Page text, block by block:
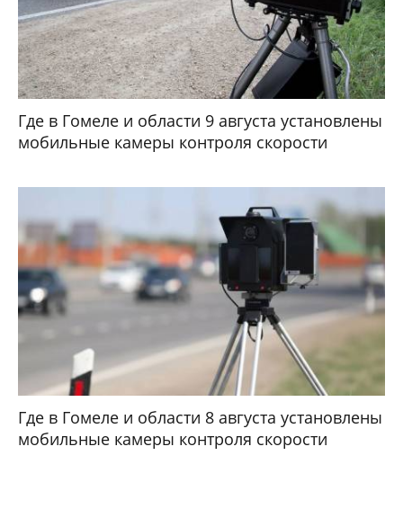
Где в Гомеле и области 9 августа установлены
мобильные камеры контроля скорости
Где в Гомеле и области 8 августа установлены
мобильные камеры контроля скорости